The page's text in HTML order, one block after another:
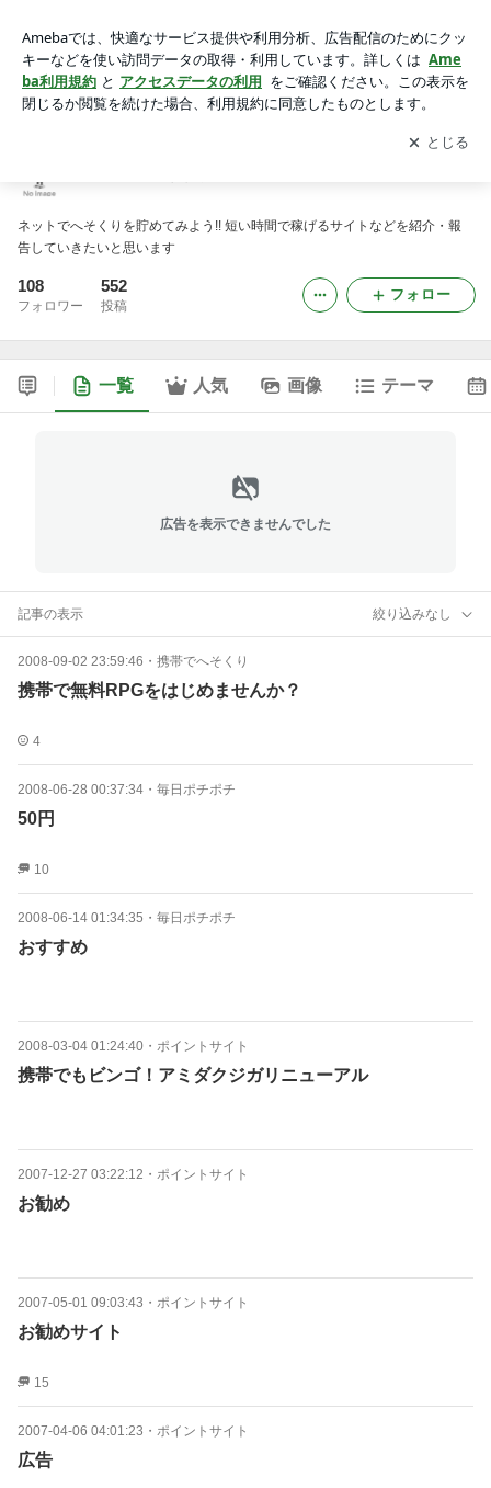
アプリをダウンロードして ブログの更新通知
を受け取りまし
ょう。
開く
ネットでへそくりを貯めてみよう!! 短い時間で稼げるサイトなどを紹介・報
告していきたいと思います
108
フォロワー
552
投稿
フォロー
一覧 人気 画像 テーマ
広告を表示できませんでした
記事の表示 絞り込みなし
2008-09-02 23:59:46 ・ 携帯でへそくり
携帯で無料RPGをはじめませんか？
4
2008-06-28 00:37:34 ・ 毎日ポチポチ
50円
10
2008-06-14 01:34:35 ・ 毎日ポチポチ
おすすめ
2008-03-04 01:24:40 ・ ポイントサイト
携帯でもビンゴ！アミダクジガリニューアル
2007-12-27 03:22:12 ・ ポイントサイト
お勧め
2007-05-01 09:03:43 ・ ポイントサイト
お勧めサイト
15
2007-04-06 04:01:23 ・ ポイントサイト
広告